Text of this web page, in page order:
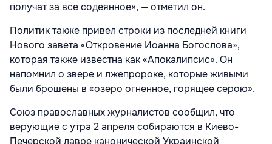
получат за все содеянное», — отметил он.
Политик также привел строки из последней книги
Нового завета «Откровение Иоанна Богослова»,
которая также известна как «Апокалипсис». Он
напомнил о звере и лжепророке, которые живыми
были брошены в «озеро огненное, горящее серою».
Союз православных журналистов сообщил, что
верующие с утра 2 апреля собираются в Киево-
Печерской лавре канонической Украинской